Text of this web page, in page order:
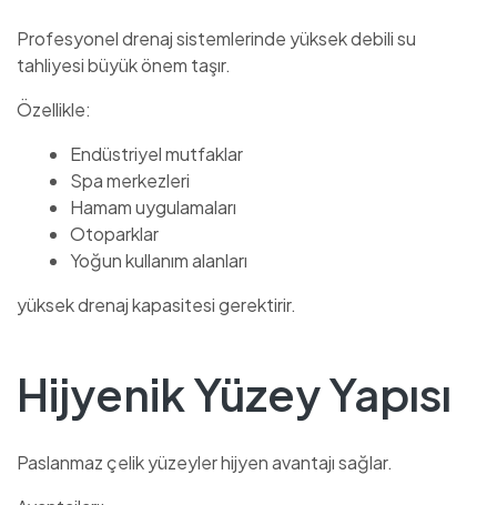
Profesyonel drenaj sistemlerinde yüksek debili su
tahliyesi büyük önem taşır.
Özellikle:
Endüstriyel mutfaklar
Spa merkezleri
Hamam uygulamaları
Otoparklar
Yoğun kullanım alanları
yüksek drenaj kapasitesi gerektirir.
Hijyenik Yüzey Yapısı
Paslanmaz çelik yüzeyler hijyen avantajı sağlar.